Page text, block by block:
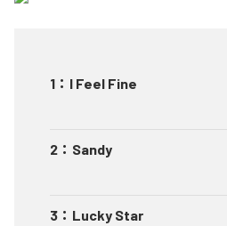
1 ： I Feel Fine
2 ： Sandy
3 ： Lucky Star